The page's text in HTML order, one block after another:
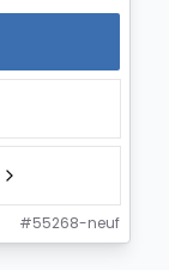
#55268-neuf